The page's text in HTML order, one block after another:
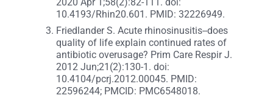
10.4193/Rhin20.601. PMID: 32226949.
Friedlander S. Acute rhinosinusitis--does
quality of life explain continued rates of
antibiotic overusage? Prim Care Respir J.
2012 Jun;21(2):130-1. doi:
10.4104/pcrj.2012.00045. PMID:
22596244; PMCID: PMC6548018.